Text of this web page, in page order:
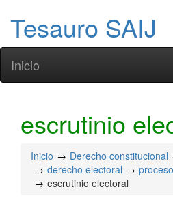
Tesauro SAIJ
Inicio
escrutinio
Inicio Derecho constitucional
derecho electoral
escrutinio electoral